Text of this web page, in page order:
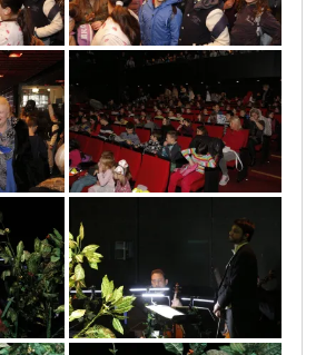
mg_5543
mg_5415